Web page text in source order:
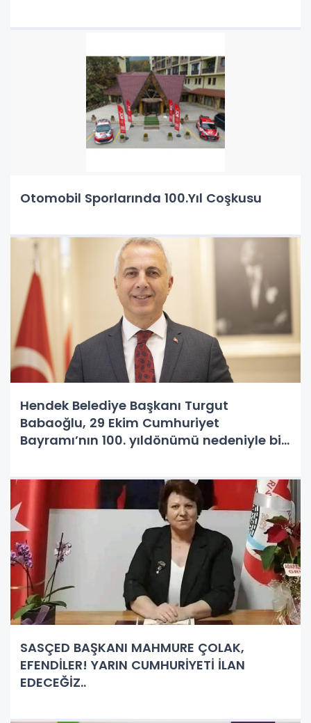
Otomobil Sporlarında 100.Yıl Coşkusu
Hendek Belediye Başkanı Turgut
Babaoğlu, 29 Ekim Cumhuriyet
Bayramı’nın 100. yıldönümü nedeniyle bir
SASÇED BAŞKANI MAHMURE ÇOLAK,
EFENDİLER! YARIN CUMHURİYETİ İLAN
EDECEĞİZ..